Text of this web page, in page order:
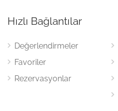
Hızlı Bağlantılar
Değerlendirmeler
Favoriler
Rezervasyonlar